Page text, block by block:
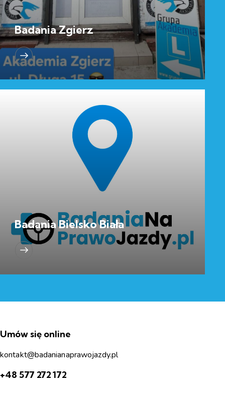
Badania Zgierz
Badania Bielsko Biała
Umów się online
kontakt@badanianaprawojazdy.pl
+48 577 272 172